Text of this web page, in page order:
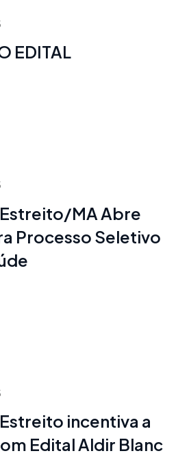
EDITAL
MA Abre
Processo Seletivo
incentiva a
Edital Aldir Blanc